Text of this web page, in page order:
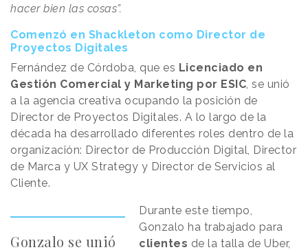
hacer bien las cosas”.
Comenzó en Shackleton como Director de
Proyectos Digitales
Fernández de Córdoba, que es Licenciado en
Gestión Comercial y Marketing por ESIC, se unió
a la agencia creativa ocupando la posición de
Director de Proyectos Digitales. A lo largo de la
década ha desarrollado diferentes roles dentro de la
organización: Director de Producción Digital, Director
de Marca y UX Strategy y Director de Servicios al
Cliente.
Gonzalo se unió
Durante este tiempo,
Gonzalo ha trabajado para
clientes de la talla de Uber,